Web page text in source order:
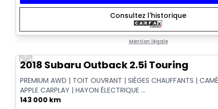
Consultez l'historique
Mention légale
Previous slide
2018 Subaru Outback 2.5i Touring
PREMIUM AWD | TOIT OUVRANT | SIÈGES CHAUFFANTS |
APPLE CARPLAY | HAYON ÉLECTRIQUE ...
143 000 km